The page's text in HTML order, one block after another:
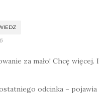
za mało! Chcę więcej. I
odcinka – pojawia